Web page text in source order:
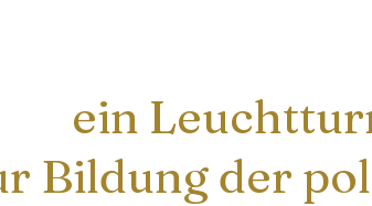
ein
Bildung der